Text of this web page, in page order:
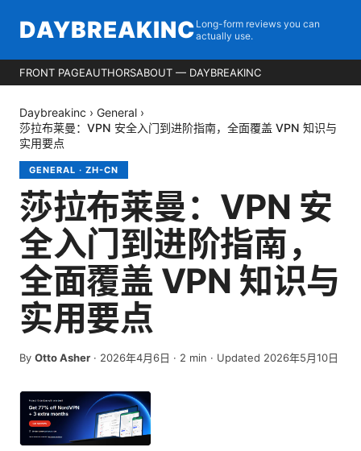
DAYBREAKINC Long-form reviews you can
actually use.
FRONT PAGEAUTHORSABOUT — DAYBREAKINC
Daybreakinc › General ›
莎拉布莱曼：VPN 安全入门到进阶指南，全面覆盖 VPN 知识与
实用要点
GENERAL · ZH-CN
莎拉布莱曼：VPN 安
全入门到进阶指南，
全面覆盖 VPN 知识与
实用要点
By Otto Asher · 2026年4月6日 · 2 min · Updated 2026年5月10日